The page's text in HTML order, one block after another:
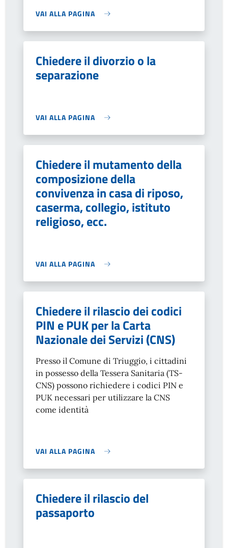
VAI ALLA PAGINA
Chiedere il divorzio o la
separazione
VAI ALLA PAGINA
Chiedere il mutamento della
composizione della
convivenza in casa di riposo,
caserma, collegio, istituto
religioso, ecc.
VAI ALLA PAGINA
Chiedere il rilascio dei codici
PIN e PUK per la Carta
Nazionale dei Servizi (CNS)
Presso il Comune di Triuggio, i cittadini
in possesso della Tessera Sanitaria (TS-
CNS) possono richiedere i codici PIN e
PUK necessari per utilizzare la CNS
come identità
VAI ALLA PAGINA
Chiedere il rilascio del
passaporto